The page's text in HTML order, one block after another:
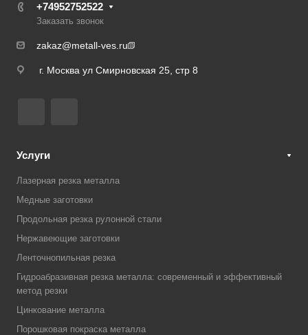
+74952752522
Заказать звонок
zakaz@metall-ves.ru
г. Москва ул Смирновская 25, стр 8
Услуги
Лазерная резка металла
Медные заготовки
Продольная резка рулонной стали
Нержавеющие заготовки
Ленточнопильная резка
Гидроабразивная резка металла: современный и эффективный
метод резки
Цинкование металла
Порошковая покраска металла